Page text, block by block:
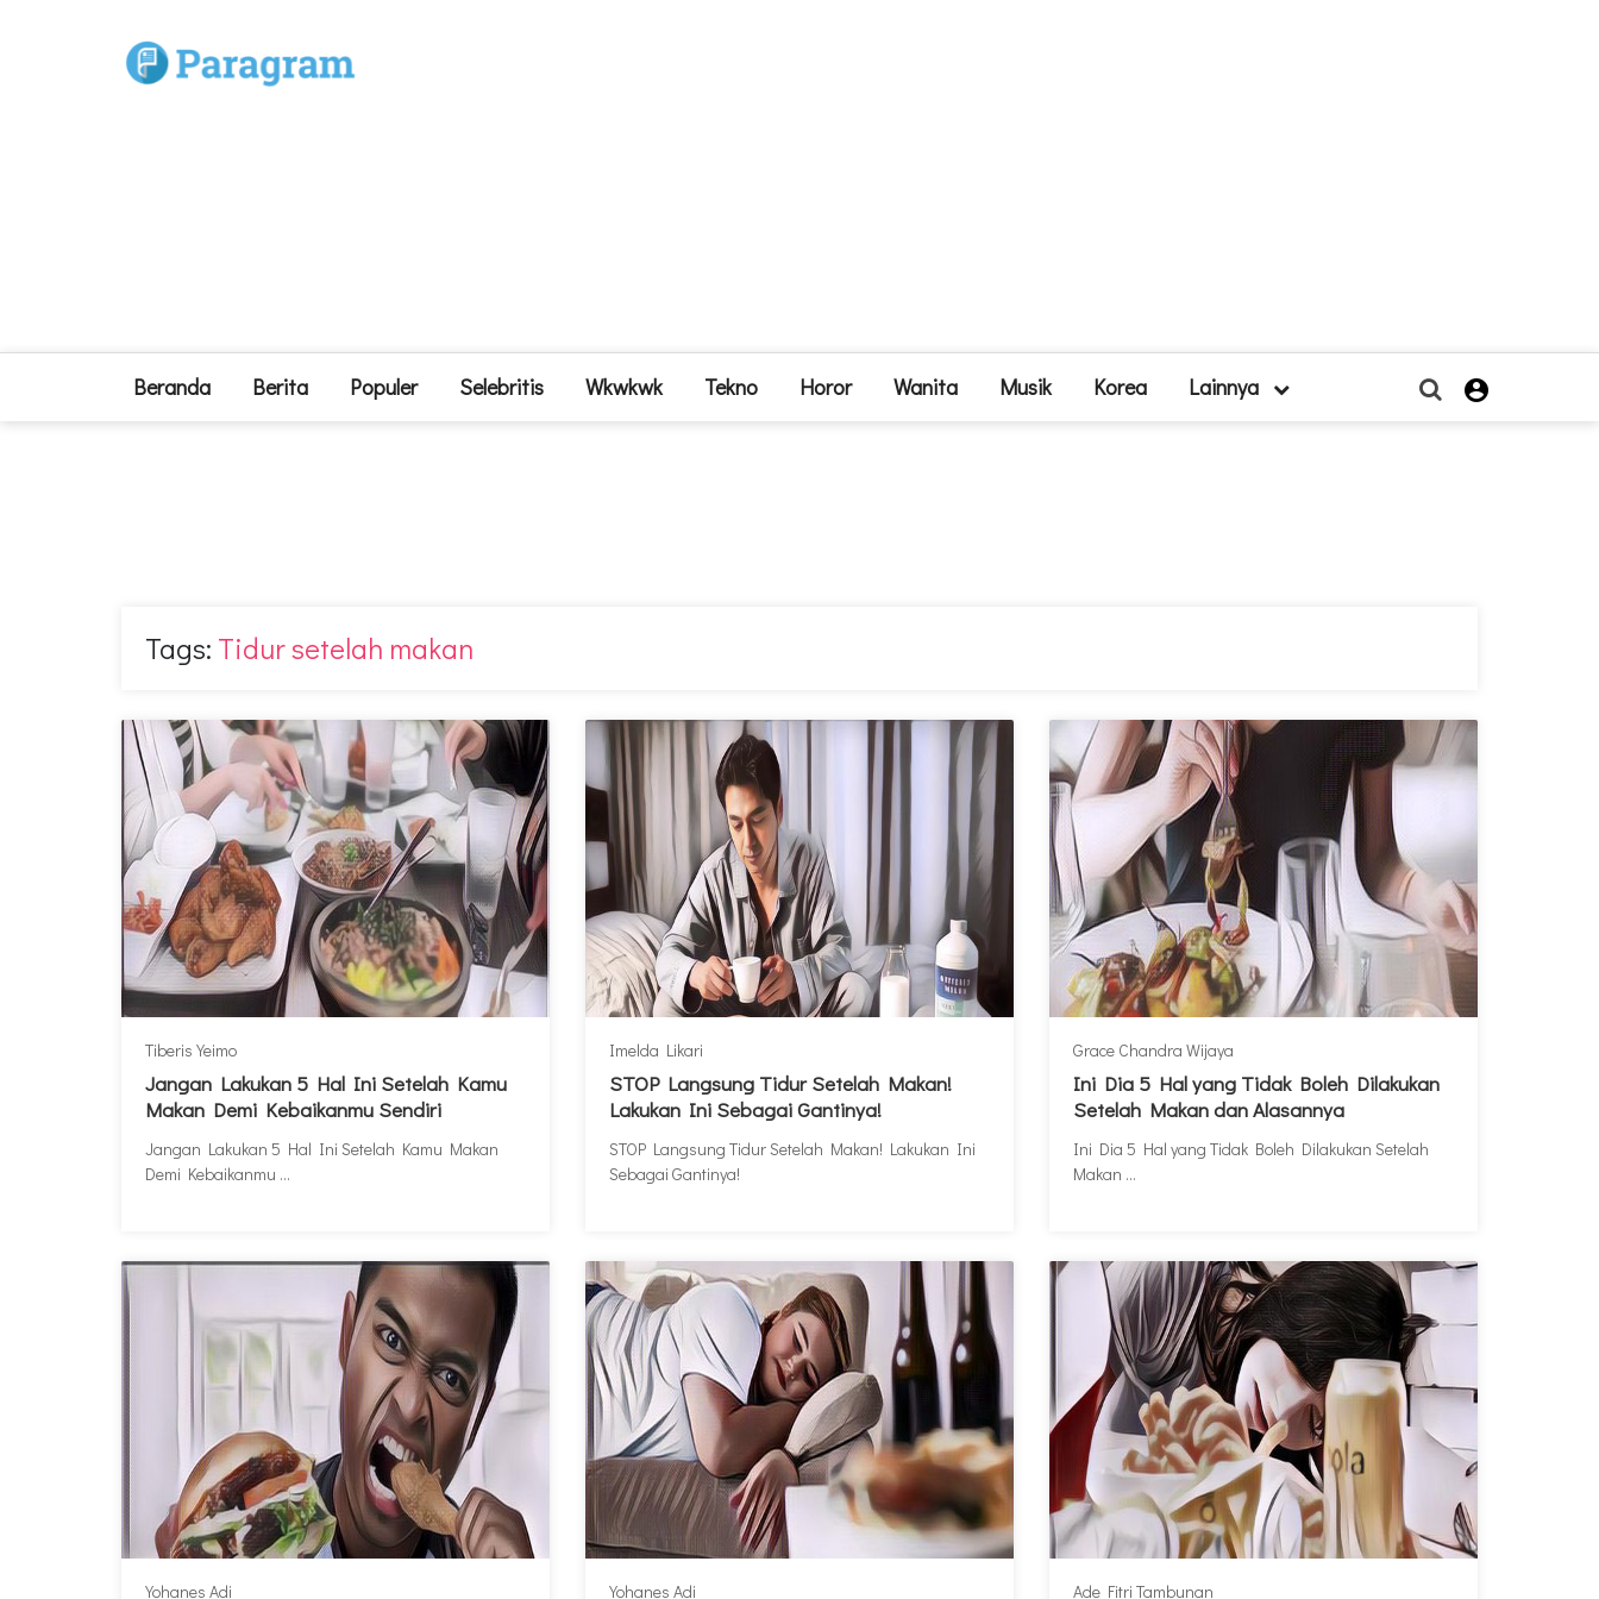
Beranda Berita Populer Selebritis Wkwkwk Tekno Horor Wanita Musik Korea Lainnya 
Tags: Tidur setelah makan
Tiberis Yeimo
Jangan Lakukan 5 Hal Ini Setelah Kamu
Makan Demi Kebaikanmu Sendiri
Jangan Lakukan 5 Hal Ini Setelah Kamu Makan
Demi Kebaikanmu ...
Imelda Likari
STOP Langsung Tidur Setelah Makan!
Lakukan Ini Sebagai Gantinya!
STOP Langsung Tidur Setelah Makan! Lakukan Ini
Sebagai Gantinya!
Grace Chandra Wijaya
Ini Dia 5 Hal yang Tidak Boleh Dilakukan
Setelah Makan dan Alasannya
Ini Dia 5 Hal yang Tidak Boleh Dilakukan Setelah
Makan ...
Yohanes Adi Yohanes Adi Ade Fitri Tambunan